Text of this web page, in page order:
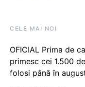
CELE MAI NOI
OFICIAL Prima de
primesc cei 1.500
folosi până în